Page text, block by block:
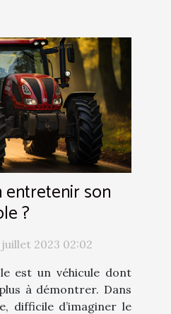
entretenir son
?
2023 02:02
est un véhicule dont
à démontrer. Dans
difficile d’imaginer le